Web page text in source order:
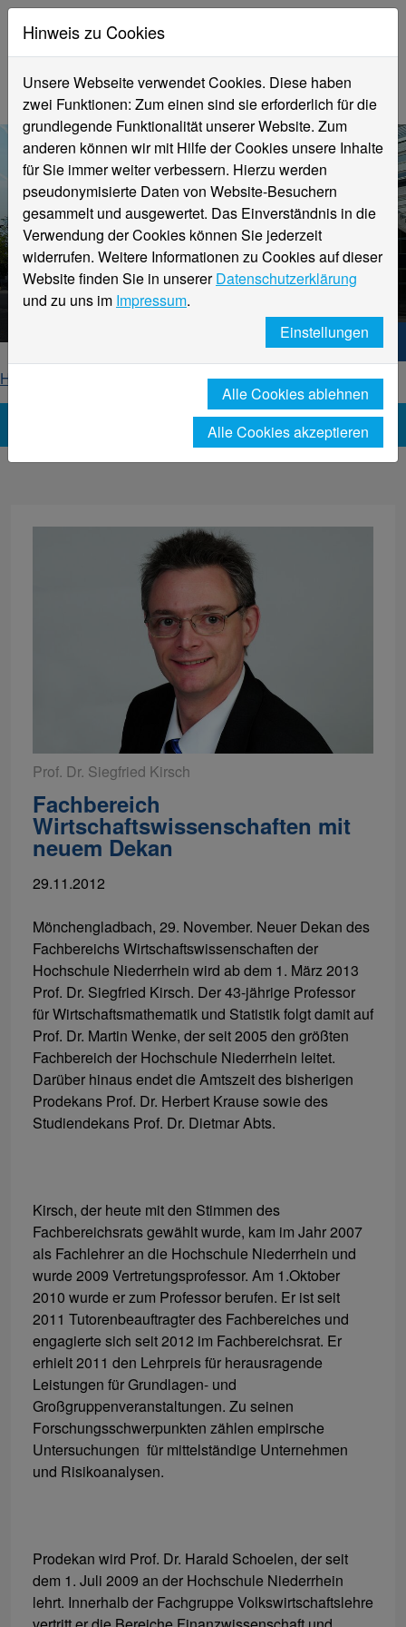
Aktuelle Meldungen
Hochschule Niederrhein
Hochschule Niederrhein. Dein Weg.
Home
News-Detailseite
Prof. Dr. Siegfried Kirsch
Fachbereich
Wirtschaftswissenschaften mit
neuem Dekan
29.11.2012
Mönchengladbach, 29. November. Neuer Dekan des
Fachbereichs Wirtschaftswissenschaften der
Hochschule Niederrhein wird ab dem 1. März 2013
Prof. Dr. Siegfried Kirsch. Der 43-jährige Professor
für Wirtschaftsmathematik und Statistik folgt damit auf
Prof. Dr. Martin Wenke, der seit 2005 den größten
Fachbereich der Hochschule Niederrhein leitet.
Darüber hinaus endet die Amtszeit des bisherigen
Prodekans Prof. Dr. Herbert Krause sowie des
Studiendekans Prof. Dr. Dietmar Abts.
Kirsch, der heute mit den Stimmen des
Fachbereichsrats gewählt wurde, kam im Jahr 2007
als Fachlehrer an die Hochschule Niederrhein und
wurde 2009 Vertretungsprofessor. Am 1.Oktober
2010 wurde er zum Professor berufen. Er ist seit
2011 Tutorenbeauftragter des Fachbereiches und
engagierte sich seit 2012 im Fachbereichsrat. Er
erhielt 2011 den Lehrpreis für herausragende
Leistungen für Grundlagen- und
Großgruppenveranstaltungen. Zu seinen
Forschungsschwerpunkten zählen empirsche
Untersuchungen für mittelständige Unternehmen
und Risikoanalysen.
Prodekan wird Prof. Dr. Harald Schoelen, der seit
dem 1. Juli 2009 an der Hochschule Niederrhein
lehrt. Innerhalb der Fachgruppe Volkswirtschaftslehre
Hinweis zu Cookies
Unsere Webseite verwendet Cookies. Diese haben
zwei Funktionen: Zum einen sind sie erforderlich für die
grundlegende Funktionalität unserer Website. Zum
anderen können wir mit Hilfe der Cookies unsere Inhalte
für Sie immer weiter verbessern. Hierzu werden
pseudonymisierte Daten von Website-Besuchern
gesammelt und ausgewertet. Das Einverständnis in die
Verwendung der Cookies können Sie jederzeit
widerrufen. Weitere Informationen zu Cookies auf dieser
Website finden Sie in unsererDatenschutzerklärung
und zu uns im Impressum.
Einstellungen
Alle Cookies ablehnen
Alle Cookies akzeptieren